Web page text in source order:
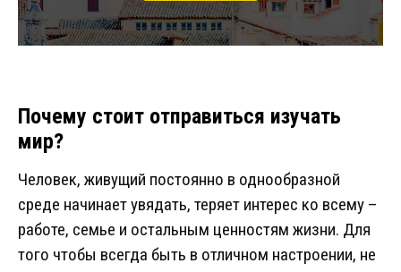
Почему стоит отправиться изучать
мир?
Человек, живущий постоянно в однообразной
среде начинает увядать, теряет интерес ко всему –
работе, семье и остальным ценностям жизни. Для
того чтобы всегда быть в отличном настроении, не